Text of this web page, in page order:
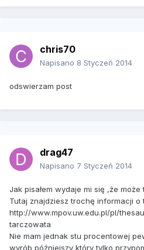
chris70
Napisano 8 Styczeń 2014
odswierzam post
drag47
Napisano 7 Styczeń 2014
Jak pisałem wydaje mi się ,że
Tutaj znajdziesz trochę informacji o
http://www.mpov.uw.edu.pl/pl/
tarczowata
Nie mam jednak stu procentowej
wyrób późniejszy który tylko